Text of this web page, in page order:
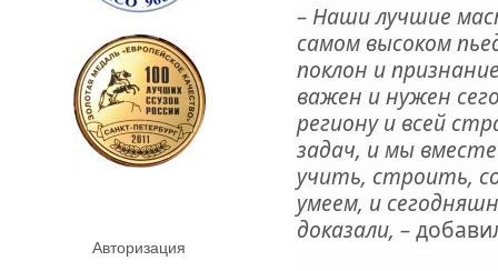
Авторизация
­– Наши лучшие
самом высоком
поклон и
важен и нужен
региону и всей
задач, и мы
учить, строить,
умеем, и
доказали, –